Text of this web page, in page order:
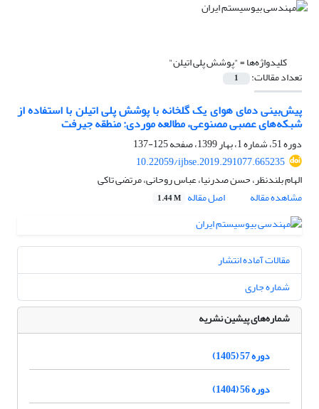
کلیدواژه‌ها ="پوشش پلی اتیلن"
تعداد مقالات: 1
پیش‌بینی دمای هوای یک گلخانه‌ با پوشش پلی اتیلن با استفاده از
شبکه‌های عصبی مصنوعی، مطالعه موردی: منطقه جیرفت
دوره 51، شماره 1، بهار 1399، صفحه
125-137
10.22059/ijbse.2019.291077.665235
الهام بلندنظر، حسن صدرنیا، عباس روحانی، مرتضی تاکی
مشاهده مقاله
اصل مقاله 1.44 M
مقالات آماده انتشار
شماره جاری
شماره‌های پیشین نشریه
دوره 57 (1405)
دوره 56 (1404)